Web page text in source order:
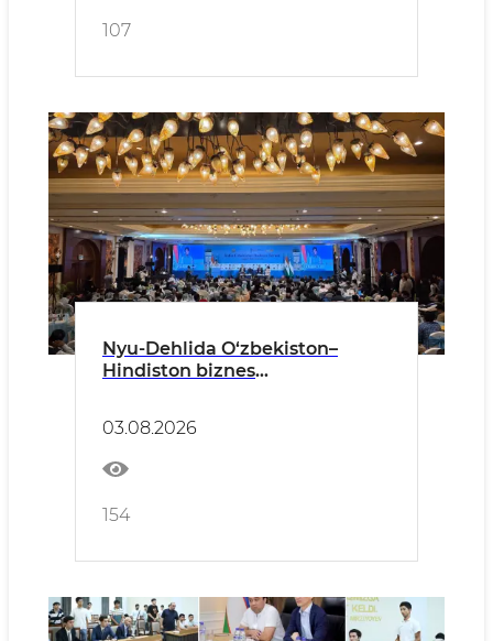
107
Nyu-Dehlida O‘zbekiston–
Hindiston biznes
03.08.2026
154